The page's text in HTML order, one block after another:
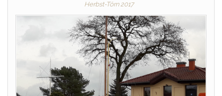
Herbst-Törn 2017